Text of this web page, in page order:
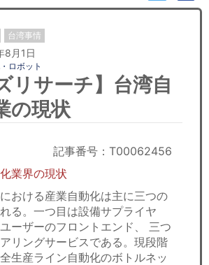
台湾事情
8月1日
ロボット
リサーチ】台湾自
の現状
記事番号：T00062456
業界の現状
おける産業自動化は主に三つの
る。一つ目は設備サプライヤ
ーザーのフロントエンド、 三つ
リングサービスである。現段階
生産ライン自動化のボトルネッ